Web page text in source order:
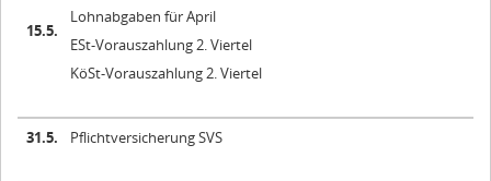
15.5.
Lohnabgaben für April
ESt-Vorauszahlung 2. Viertel
KöSt-Vorauszahlung 2. Viertel
31.5. Pflichtversicherung SVS